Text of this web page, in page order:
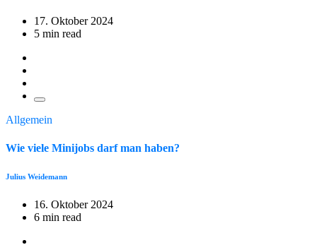
17. Oktober 2024
5 min read
Allgemein
Wie viele Minijobs darf man haben?
Julius Weidemann
16. Oktober 2024
6 min read